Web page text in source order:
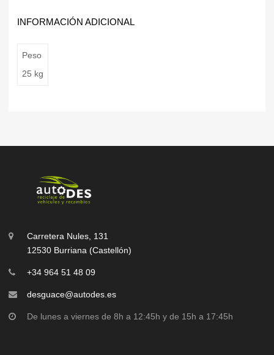
INFORMACIÓN ADICIONAL
Peso
25 kg
Carretera Nules, 131
12530 Burriana (Castellón)
+34 964 51 48 09
desguace@autodes.es
De lunes a viernes de 8h a 12:45h y de 15h a 17:45h